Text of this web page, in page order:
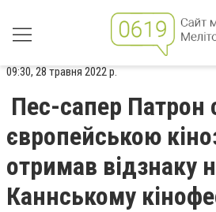
09:30, 28 травня 2022 р.
Пес-сапер Патрон
європейською
отримав відзнаку
Каннському